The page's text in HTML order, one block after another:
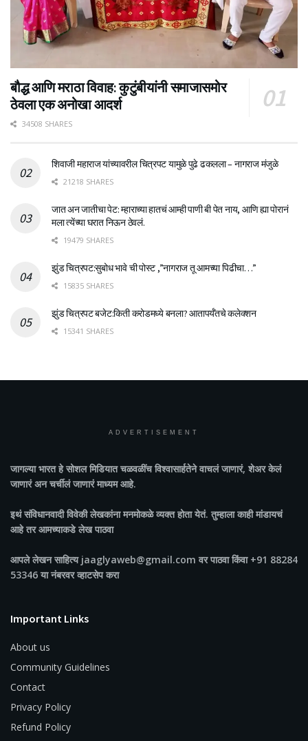
बौद्ध आणि मराठा विवाह: कुटुंबीयांनी समाजासमोर
ठेवला एक अनोखा आदर्श
34508 SHARES
शिवाजी महाराज यांच्यावरील चित्रपट यामुळे पुढे ढकलला – नागराज मंजुळे
21218 SHARES
जात अन जातीचा पेट: म्हाराच्या हातचं आम्ही पाणी बी पेत नाय, आणि ह्या पोरानं
मला त्येंच्या घरात निऊन ठेवलं.
19479 SHARES
झुंड चित्रपट:सुबोध भावे ची पोस्ट ,”नागराज तू आमच्या पिढीचा…”
15835 SHARES
झुंड चित्रपट बजेट:किती करोडमध्ये बनला? आतापर्यँतचे कलेक्शन
15341 SHARES
ADVERTISEMENT
जागल्या भारतहे सोशल मिडियात चळवळींच विश्वासार्हतेने वाचलं जाणारं, शेअर केलं
जाणारं अन चर्चीलं जाणारं माध्यम आहे.
इथं संविधानवादी विवेकी लेखकांना मनमोकळे व्यक्त होता येतं. तुम्हाला काही मांडायचं
आहे तर आमच्याकडे लेख पाठवा
आपले लेखन साहित्य jaaglyaweb@gmail.com वर पाठवा किंवा +91 88284
53346 या नंबरवर व्हाटसेप करा
Important Links
About us
Community Guidelines
Contact
Privacy Policy
Refund Policy